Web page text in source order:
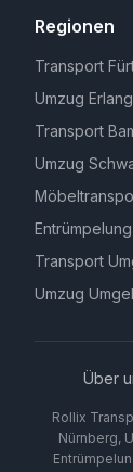
Regionen
Transport
Umzug
Transport
Umzug
Transport
Umzug
Über
Rollix
Nürnberg,